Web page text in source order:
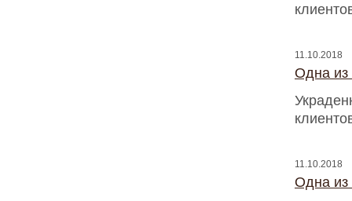
11.10.2018
Одна из
11.10.2018
Одна из